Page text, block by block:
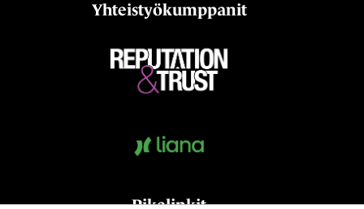
Yhteistyökumppanit
Pikalinkit